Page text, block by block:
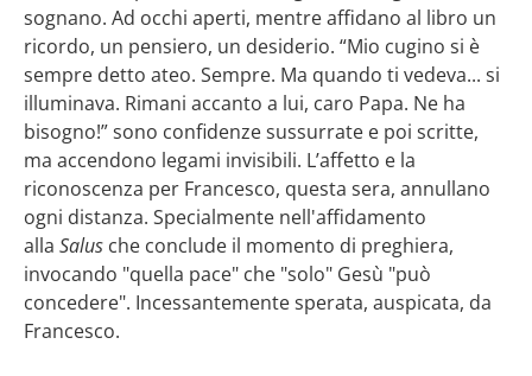
sognano. Ad occhi aperti, mentre affidano al libro un
ricordo, un pensiero, un desiderio. “Mio cugino si è
sempre detto ateo. Sempre. Ma quando ti vedeva... si
illuminava. Rimani accanto a lui, caro Papa. Ne ha
bisogno!” sono confidenze sussurrate e poi scritte,
ma accendono legami invisibili. L’affetto e la
riconoscenza per Francesco, questa sera, annullano
ogni distanza. Specialmente nell'affidamento
alla Salus che conclude il momento di preghiera,
invocando "quella pace" che "solo" Gesù "può
concedere". Incessantemente sperata, auspicata, da
Francesco.